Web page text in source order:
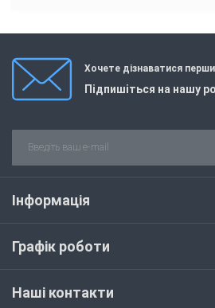
Хочете дізнаватися
Підпишіться на нашу
Інформація
Графік роботи
Наші контакти